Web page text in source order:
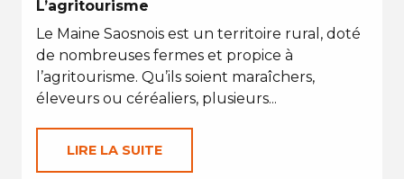
L’agritourisme
Le Maine Saosnois est un territoire rural, doté
de nombreuses fermes et propice à
l’agritourisme. Qu’ils soient maraîchers,
éleveurs ou céréaliers, plusieurs...
LIRE LA SUITE